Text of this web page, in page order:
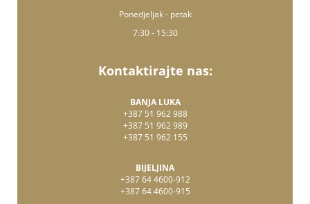
Ponedjeljak - petak
7:30 - 15:30
Kontaktirajte nas:
BANJA LUKA
+387 51 962 988
+387 51 962 989
+387 51 962 155
BIJELJINA
+387 64 4600-912
+387 64 4600-915